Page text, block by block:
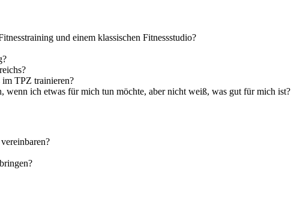
und einem klassischen Fitnessstudio?
TPZ trainieren?
wenn ich etwas für mich tun möchte, aber nicht weiß, was gut für mich ist?